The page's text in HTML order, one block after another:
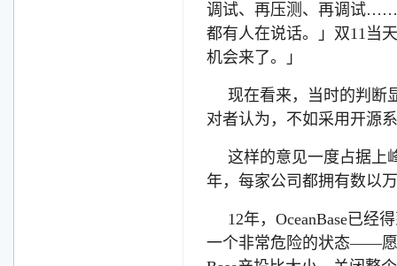
调试、再压测、再调试
都有人在说话。」双11当
机会来了。」
现在看来，当时的判断
对者认为，不如采用开源
这样的意见一度占据上
年，每家公司都拥有数以
12年，OceanBase已经
一个非常危险的状态——愿